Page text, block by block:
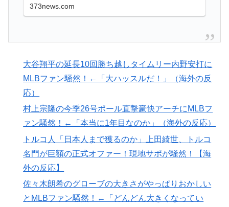
▶ 海外「全部日本の真似だったのか…」 日本の普通のテ
家と機関が売り越しを仕掛けコスピが4%を超える大幅
な下落‥」
▶ 【MLB】ドジャースファン「7連敗はしんどいわ……」
節に負けることが増えるけど結局10月には勝って終わる
んだよ」
▶ 韓国人「織田信長の安土城の復元図と建築技術の高さに
韓国人が衝撃！」→「当時の技術力に言葉を失う‥」
373news.com
大谷翔平の延長10回勝ち越しタイムリー内野安打に
MLBファン騒然！←「大ハッスルだ！」（海外の反
応）
村上宗隆の今季26号ポール直撃豪快アーチにMLBフ
ァン騒然！←「本当に1年目なのか」（海外の反応）
トルコ人「日本人まで獲るのか」上田綺世、トルコ
名門が巨額の正式オファー！現地サポが騒然！【海
外の反応】
佐々木朗希のグローブの大きさがやっぱりおかしい
とMLBファン騒然！←「どんどん大きくなってい